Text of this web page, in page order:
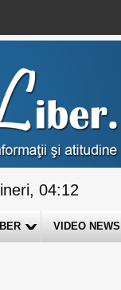
04:12
VIDEO NEWS